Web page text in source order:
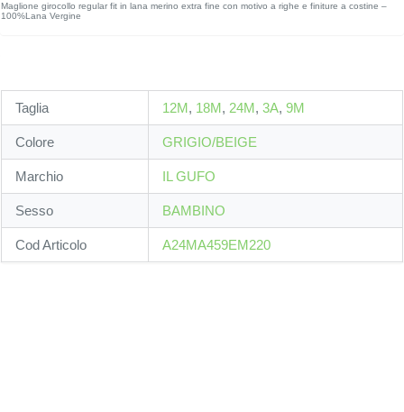
Maglione girocollo regular fit in lana merino extra fine con motivo a righe e finiture a costine –
100%Lana Vergine
Taglia 12M, 18M, 24M, 3A, 9M
Colore GRIGIO/BEIGE
Marchio IL GUFO
Sesso BAMBINO
Cod Articolo A24MA459EM220